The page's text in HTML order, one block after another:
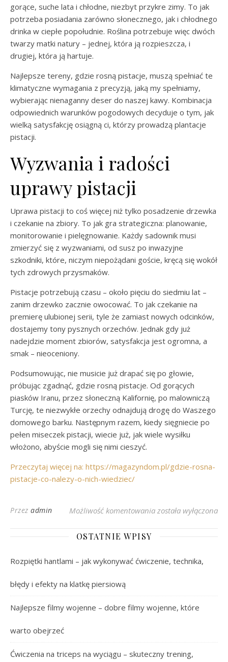
gorące, suche lata i chłodne, niezbyt przykre zimy. To jak
potrzeba posiadania zarówno słonecznego, jak i chłodnego
drinka w ciepłe popołudnie. Roślina potrzebuje więc dwóch
twarzy matki natury – jednej, która ją rozpieszcza, i
drugiej, która ją hartuje.
Najlepsze tereny, gdzie rosną pistacje, muszą spełniać te
klimatyczne wymagania z precyzją, jaką my spełniamy,
wybierając nienaganny deser do naszej kawy. Kombinacja
odpowiednich warunków pogodowych decyduje o tym, jak
wielką satysfakcję osiągną ci, którzy prowadzą plantacje
pistacji.
Wyzwania i radości
uprawy pistacji
Uprawa pistacji to coś więcej niż tylko posadzenie drzewka
i czekanie na zbiory. To jak gra strategiczna: planowanie,
monitorowanie i pielęgnowanie. Każdy sadownik musi
zmierzyć się z wyzwaniami, od susz po inwazyjne
szkodniki, które, niczym niepożądani goście, kręcą się wokół
tych zdrowych przysmaków.
Pistacje potrzebują czasu – około pięciu do siedmiu lat –
zanim drzewko zacznie owocować. To jak czekanie na
premierę ulubionej serii, tyle że zamiast nowych odcinków,
dostajemy tony pysznych orzechów. Jednak gdy już
nadejdzie moment zbiorów, satysfakcja jest ogromna, a
smak – nieoceniony.
Podsumowując, nie musicie już drapać się po głowie,
próbując zgadnąć, gdzie rosną pistacje. Od gorących
piasków Iranu, przez słoneczną Kalifornię, po malowniczą
Turcję, te niezwykłe orzechy odnajdują drogę do Waszego
domowego barku. Następnym razem, kiedy sięgniecie po
pełen miseczek pistacji, wiecie już, jak wiele wysiłku
włożono, abyście mogli się nimi cieszyć.
Przeczytaj więcej na: https://magazyndom.pl/gdzie-rosna-
pistacje-co-nalezy-o-nich-wiedziec/
Przez admin Możliwość komentowania Gdzie Rosną
została wyłączona
OSTATNIE WPISY
Rozpiętki hantlami – jak wykonywać ćwiczenie, technika,
błędy i efekty na klatkę piersiową
Najlepsze filmy wojenne – dobre filmy wojenne, które
warto obejrzeć
Ćwiczenia na triceps na wyciągu – skuteczny trening,